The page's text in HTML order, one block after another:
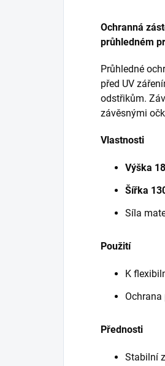
Ochranná
průhledném
Průhledné
před UV
odstřikům.
závěsnými
Vlastnosti
Výška
Šířka
Síla
Použití
K
Přednosti
Stabilní